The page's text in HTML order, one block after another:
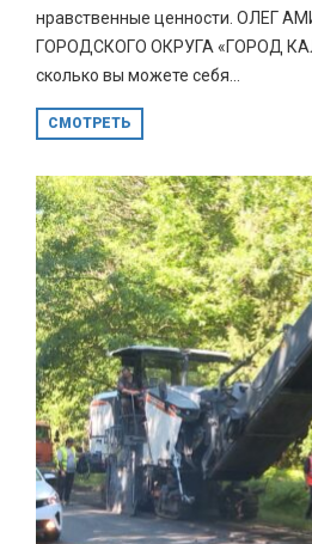
нравственные ценности. ОЛЕГ
ГОРОДСКОГО ОКРУГА «ГОРОД
сколько вы можете себя...
СМОТРЕТЬ